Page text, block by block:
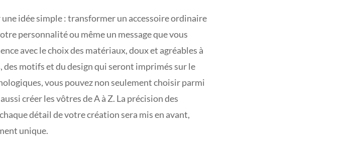
une idée simple : transformer un accessoire ordinaire
personnalité ou même un message que vous
avec le choix des matériaux, doux et agréables à
des motifs et du design qui seront imprimés sur le
vous pouvez non seulement choisir parmi
créer les vôtres de A à Z. La précision des
détail de votre création sera mis en avant,
unique.